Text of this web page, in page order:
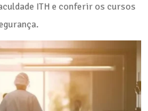
ITH e conferir os cursos